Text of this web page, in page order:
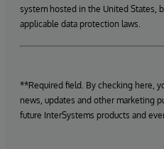
system hosted in the United States,
applicable data protection laws.
**Required field. By checking here,
news, updates and other marketing
future InterSystems products and